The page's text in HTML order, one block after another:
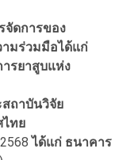
จัดการของ
มร่วมมือได้แก่
ารยาสูบแห่ง
สถาบันวิจัย
ไทย
2568ได้แก่ ธนาคาร